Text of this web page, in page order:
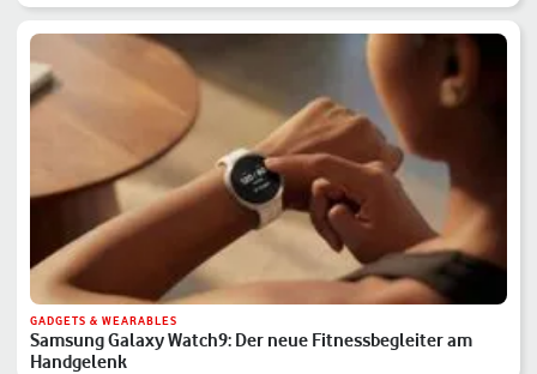
GADGETS & WEARABLES
Samsung Galaxy Watch9: Der neue Fitnessbegleiter am
Handgelenk